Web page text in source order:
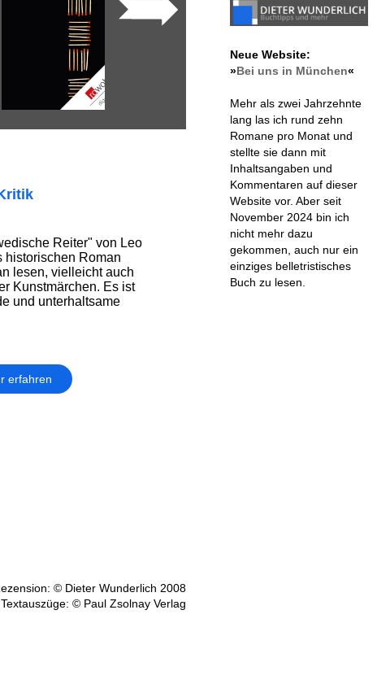
Reiter" von Leo
historischen Roman
lesen, vielleicht auch
Kunstmärchen. Es ist
und unterhaltsame
erfahren
© Dieter Wunderlich 2008
Textauszüge: © Paul Zsolnay Verlag
Neue Website:
»Bei uns in München«
Mehr als zwei Jahrzehnte
lang las ich rund zehn
Romane pro Monat und
stellte sie dann mit
Inhaltsangaben und
Kommentaren auf dieser
Website vor. Aber seit
November 2024 bin ich
nicht mehr dazu
gekommen, auch nur ein
einziges belletristisches
Buch zu lesen.